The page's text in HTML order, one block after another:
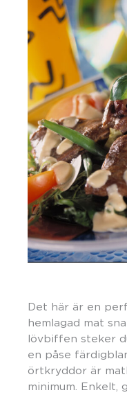
Det här är en
hemlagad mat
lövbiffen steker
en påse
örtkryddor är
minimum. Enkelt,